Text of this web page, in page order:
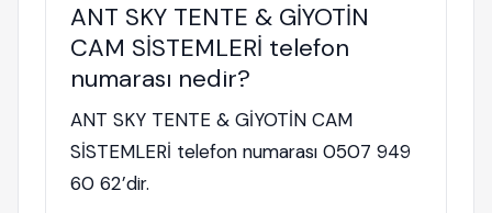
ANT SKY TENTE & GİYOTİN
CAM SİSTEMLERİ telefon
numarası nedir?
ANT SKY TENTE & GİYOTİN CAM
SİSTEMLERİ telefon numarası 0507 949
60 62’dir.